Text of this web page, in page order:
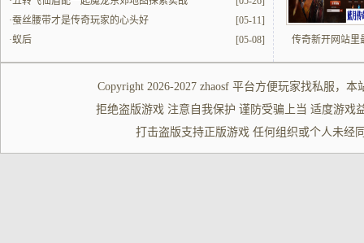
[05-11]
·蚕丝腰带才是传奇玩家的心头好
[05-08]
·蚁后 传奇新开网站里
Copyright 2026-2027 zhaosf平台方便玩家找私服 ，本
拒绝盗版游戏 注意自我保护 谨防受骗上当 适度游戏
打击盗版支持正版游戏 任何组织或个人未经